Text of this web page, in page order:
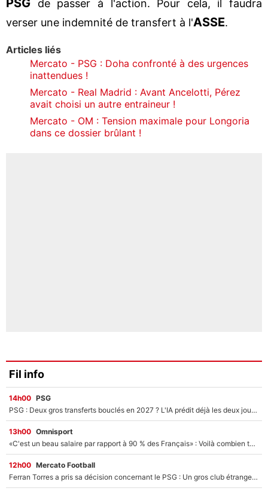
de passer à l'action. Pour cela, il faudra
verser une indemnité de transfert à l'ASSE.
Articles liés
Mercato - PSG : Doha confronté à des urgences
inattendues !
Mercato - Real Madrid : Avant Ancelotti, Pérez
avait choisi un autre entraineur !
Mercato - OM : Tension maximale pour Longoria
dans ce dossier brûlant !
Fil info
14h00 PSG
PSG : Deux gros transferts bouclés en 2027 ? L'IA prédit déjà les deux joueurs qui pourraient rejoindre Luis Enrique !
13h00 Omnisport
«C'est un beau salaire par rapport à 90 % des Français» : Voilà combien touchait Nelson Monfort sur France Télévisions avant de rejoindre CNews
12h00 Mercato Football
Ferran Torres a pris sa décision concernant le PSG : Un gros club étranger prêt à relancer le feuilleton pour la signature du champion du monde 2026 !